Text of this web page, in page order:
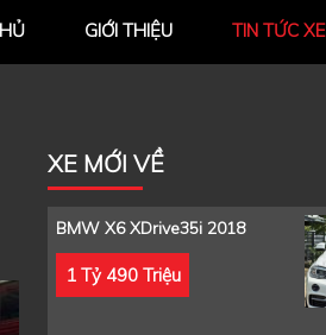
GIỚI THIỆU TIN TỨC XE
XE MỚI VỀ
BMW X6 XDrive35i 2018
1 Tỷ 490 Triệu